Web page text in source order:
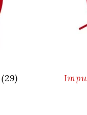
(29)